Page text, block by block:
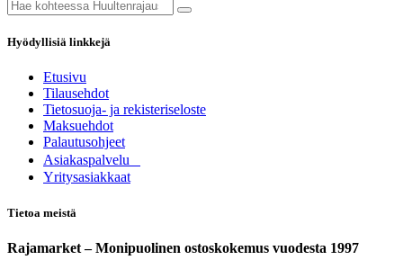
Hyödyllisiä linkkejä
Etusivu
Tilausehdot
Tietosuoja- ja rekisteriseloste
Maksuehdot
Palautusohjeet
Asia​k​aspalvelu
​Yritysasiakkaat
Tietoa meistä
Rajamarket – Monipuolinen ostoskokemus vuodesta 1997